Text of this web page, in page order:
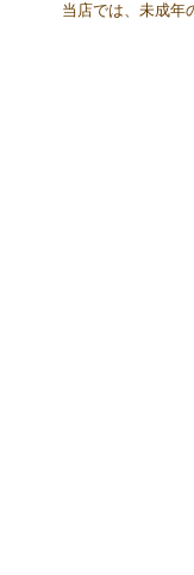
当店では、未成年